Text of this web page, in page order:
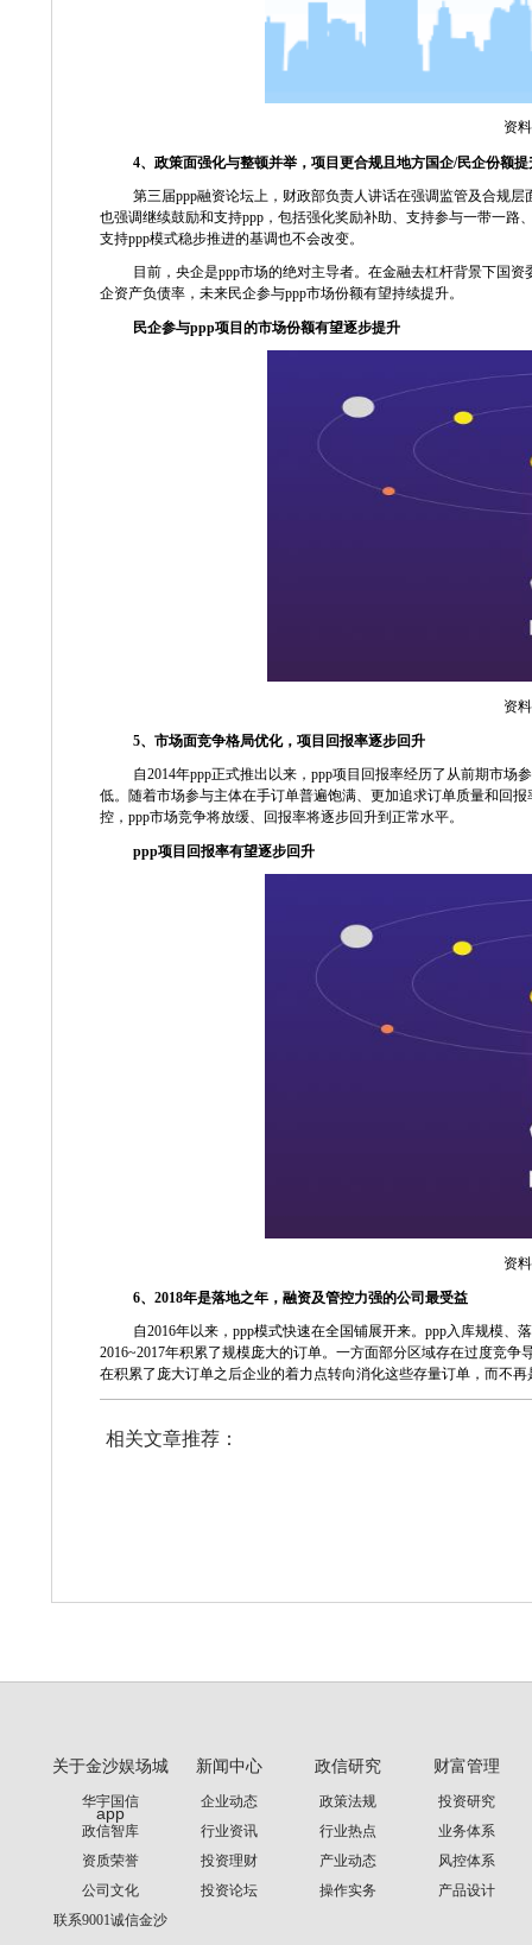
资
4、政策面强化与整顿并举，项目更合规且地方国企/民企份额提
第三届ppp融资论坛上，财政部负责人讲话在强调监管及合规
也强调继续鼓励和支持ppp ，包括强化奖励补助、支持参与一带一路
支持ppp模式稳步推进的基调也不会改变。
目前，央企是ppp市场的绝对主导者。在金融去杠杆背景下国资
企资产负债率，未来民企参与ppp市场份额有望持续提升。
民企参与ppp项目的市场份额有望逐步提升
资
5、市场面竞争格局优化，项目回报率逐步回升
自2014年ppp正式推出以来， ppp项目回报率经历了从前期市场
低。随着市场参与主体在手订单普遍饱满、更加追求订单质量和回
控， ppp市场竞争将放缓、回报率将逐步回升到正常水平。
ppp项目回报率有望逐步回升
资
6、 2018年是落地之年，融资及管控力强的公司最受益
自2016年以来， ppp模式快速在全国铺展开来。 ppp入库规模、
2016~2017年积累了规模庞大的订单。一方面部分区域存在过度竞争
在积累了庞大订单之后企业的着力点转向消化这些存量订单，而不
相关文章推荐：
关于金沙娱场城
app
华宇国信
政信智库
资质荣誉
公司文化
联系9001诚信金沙
新闻中心
企业动态
行业资讯
投资理财
投资论坛
政信研究
政策法规
行业热点
产业动态
操作实务
财富管理
投资研究
业务体系
风控体系
产品设计